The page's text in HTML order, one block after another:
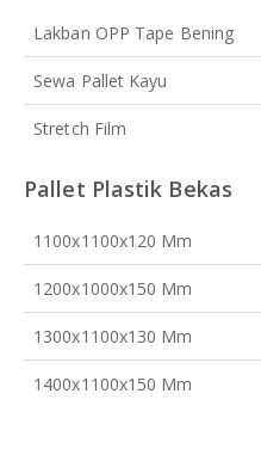
Lakban OPP Tape Bening
Sewa Pallet Kayu
Stretch Film
Pallet Plastik Bekas
1100x1100x120 Mm
1200x1000x150 Mm
1300x1100x130 Mm
1400x1100x150 Mm